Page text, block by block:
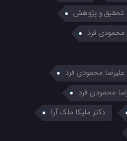
تحقیق و پژوهش
محمودی فرد
محمودی فرد
محمودی فرد
دکتر ملیکا ملک آرا